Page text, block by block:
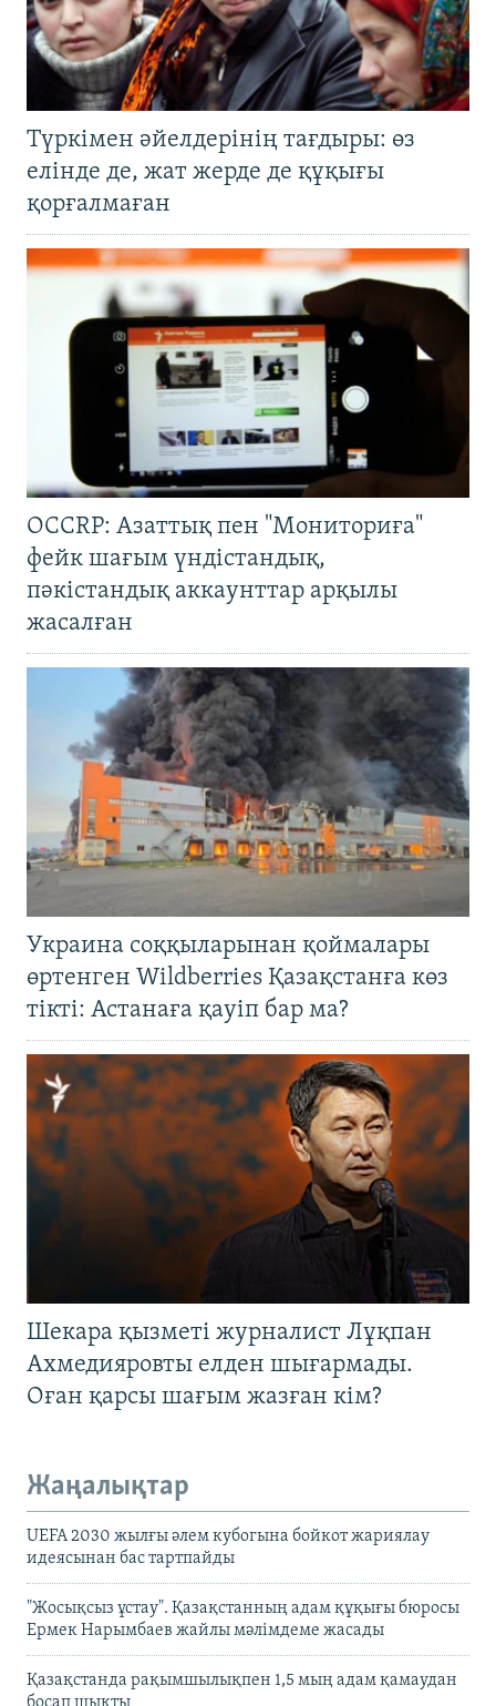
Түркімен әйелдерінің тағдыры: өз
елінде де, жат жерде де құқығы
қорғалмаған
OCCRP: Азаттық пен "Мониториға"
фейк шағым үндістандық,
пәкістандық аккаунттар арқылы
жасалған
Украина соққыларынан қоймалары
өртенген Wildberries Қазақстанға көз
тікті: Астанаға қауіп бар ма?
Шекара қызметі журналист Лұқпан
Ахмедияровты елден шығармады.
Оған қарсы шағым жазған кім?
Жаңалықтар
UEFA 2030 жылғы әлем кубогына бойкот жариялау
идеясынан бас тартпайды
"Жосықсыз ұстау". Қазақстанның адам құқығы бюросы
Ермек Нарымбаев жайлы мәлімдеме жасады
Қазақстанда рақымшылықпен 1,5 мың адам қамаудан